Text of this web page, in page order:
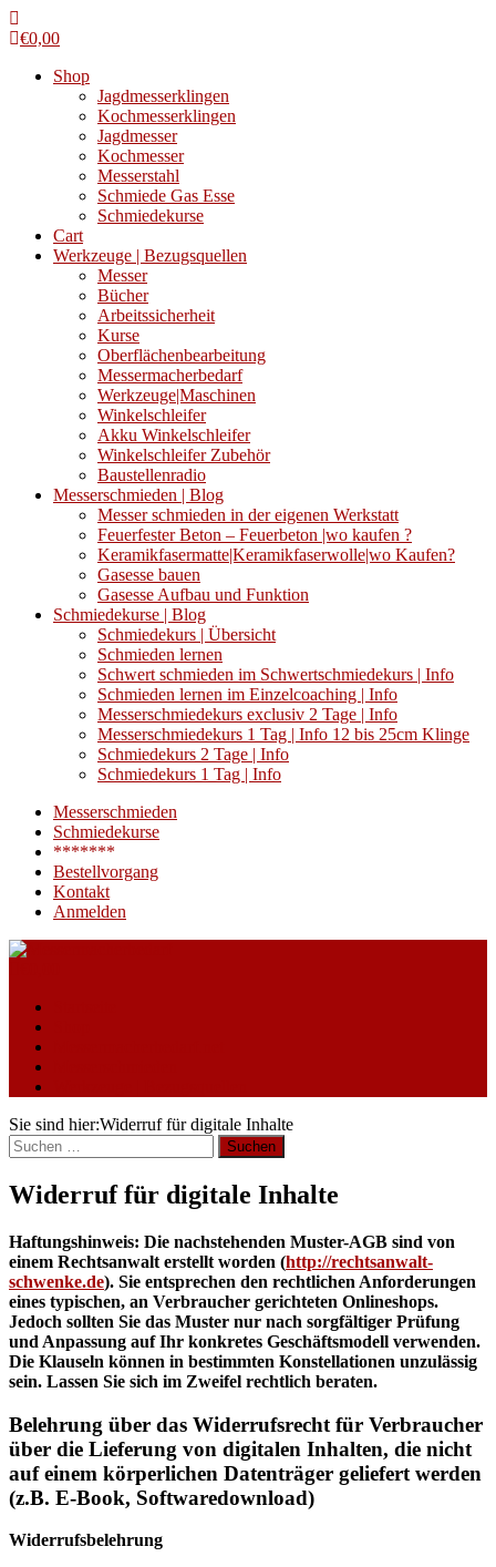
€0,00
Shop
Jagdmesserklingen
Kochmesserklingen
Jagdmesser
Kochmesser
Messerstahl
Schmiede Gas Esse
Schmiedekurse
Cart
Werkzeuge | Bezugsquellen
Messer
Bücher
Arbeitssicherheit
Kurse
Oberflächenbearbeitung
Messermacherbedarf
Werkzeuge|Maschinen
Winkelschleifer
Akku Winkelschleifer
Winkelschleifer Zubehör
Baustellenradio
Messerschmieden | Blog
Messer schmieden in der eigenen Werkstatt
Feuerfester Beton – Feuerbeton |wo kaufen ?
Keramikfasermatte|Keramikfaserwolle|wo Kaufen?
Gasesse bauen
Gasesse Aufbau und Funktion
Schmiedekurse | Blog
Schmiedekurs | Übersicht
Schmieden lernen
Schwert schmieden im Schwertschmiedekurs | Info
Schmieden lernen im Einzelcoaching | Info
Messerschmiedekurs exclusiv 2 Tage | Info
Messerschmiedekurs 1 Tag | Info 12 bis 25cm Klinge
Schmiedekurs 2 Tage | Info
Schmiedekurs 1 Tag | Info
Messerschmieden
Schmiedekurse
*******
Bestellvorgang
Kontakt
Anmelden
Sie sind hier:Widerruf für digitale Inhalte
Suchen
nach:
Widerruf für digitale Inhalte
Haftungshinweis: Die nachstehenden Muster-AGB sind von
einem Rechtsanwalt erstellt worden (http://rechtsanwalt-
schwenke.de). Sie entsprechen den rechtlichen Anforderungen
eines typischen, an Verbraucher gerichteten Onlineshops.
Jedoch sollten Sie das Muster nur nach sorgfältiger Prüfung
und Anpassung auf Ihr konkretes Geschäftsmodell verwenden.
Die Klauseln können in bestimmten Konstellationen unzulässig
sein. Lassen Sie sich im Zweifel rechtlich beraten.
Belehrung über das Widerrufsrecht für Verbraucher
über die Lieferung von digitalen Inhalten, die nicht
auf einem körperlichen Datenträger geliefert werden
(z.B. E-Book, Softwaredownload)
Widerrufsbelehrung